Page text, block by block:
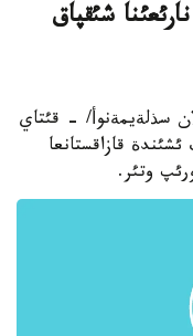
شئقپاق
سذلةيمةنوأ/ - قئتاي
ئشئندة قازاقستانعا
وتئر.